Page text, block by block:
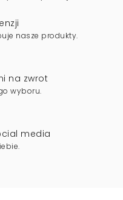
nasze produkty.
na zwrot
wyboru.
media